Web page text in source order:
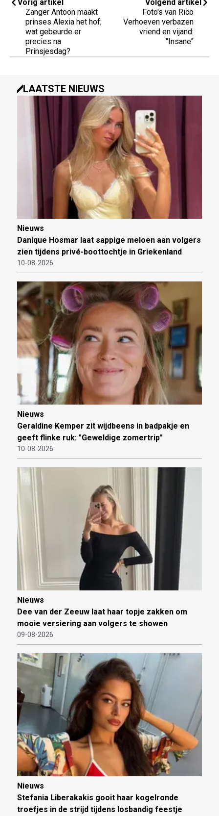
Vorig artikel
Zanger Antoon maakt
prinses Alexia het hof;
wat gebeurde er
precies na
Prinsjesdag?
Volgend artikel
Foto's van Rico
Verhoeven verbazen
vriend en vijand:
"Insane"
LAATSTE NIEUWS
Nieuws
Danique Hosmar laat sappige meloen aan volgers
zien tijdens privé-boottochtje in Griekenland
10-08-2026
Nieuws
Geraldine Kemper zit wijdbeens in badpakje en
geeft flinke ruk: "Geweldige zomertrip"
10-08-2026
Nieuws
Dee van der Zeeuw laat haar topje zakken om
mooie versiering aan volgers te showen
09-08-2026
Nieuws
Stefania Liberakakis gooit haar kogelronde
troefjes in de strijd tijdens losbandig feestje